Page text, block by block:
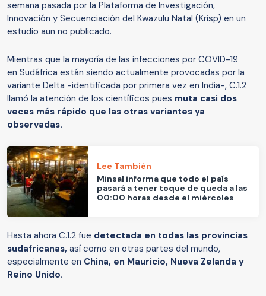
semana pasada por la Plataforma de Investigación,
Innovación y Secuenciación del Kwazulu Natal (Krisp) en un
estudio aun no publicado.
Mientras que la mayoría de las infecciones por COVID-19
en Sudáfrica están siendo actualmente provocadas por la
variante Delta -identificada por primera vez en India-, C.1.2
llamó la atención de los científicos pues muta casi dos
veces más rápido que las otras variantes ya
observadas.
Lee También
Minsal informa que todo el país
pasará a tener toque de queda a las
00:00 horas desde el miércoles
Hasta ahora C.1.2 fue detectada en todas las provincias
sudafricanas, así como en otras partes del mundo,
especialmente en China, en Mauricio, Nueva Zelanda y
Reino Unido.